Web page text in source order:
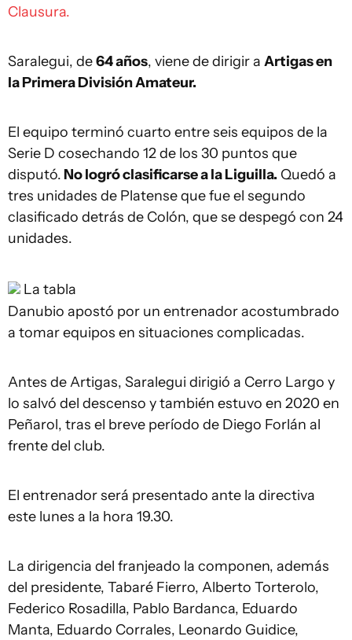
Clausura.
Saralegui, de64 años, viene de dirigir a Artigas en
la Primera División Amateur.
El equipo terminó cuarto entre seis equipos de la
Serie D cosechando 12 de los 30 puntos que
disputó. No logró clasificarse a la Liguilla. Quedó a
tres unidades de Platense que fue el segundo
clasificado detrás de Colón, que se despegó con 24
unidades.
La tabla
Danubio apostó por un entrenador acostumbrado
a tomar equipos en situaciones complicadas.
Antes de Artigas, Saralegui dirigió a Cerro Largo y
lo salvó del descenso y también estuvo en 2020 en
Peñarol, tras el breve período de Diego Forlán al
frente del club.
El entrenador será presentado ante la directiva
este lunes a la hora 19.30.
La dirigencia del franjeado la componen, además
del presidente, Tabaré Fierro, Alberto Torterolo,
Federico Rosadilla, Pablo Bardanca, Eduardo
Manta, Eduardo Corrales, Leonardo Guidice,